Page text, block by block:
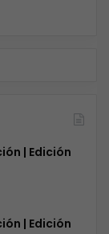
| Edición
| Edición